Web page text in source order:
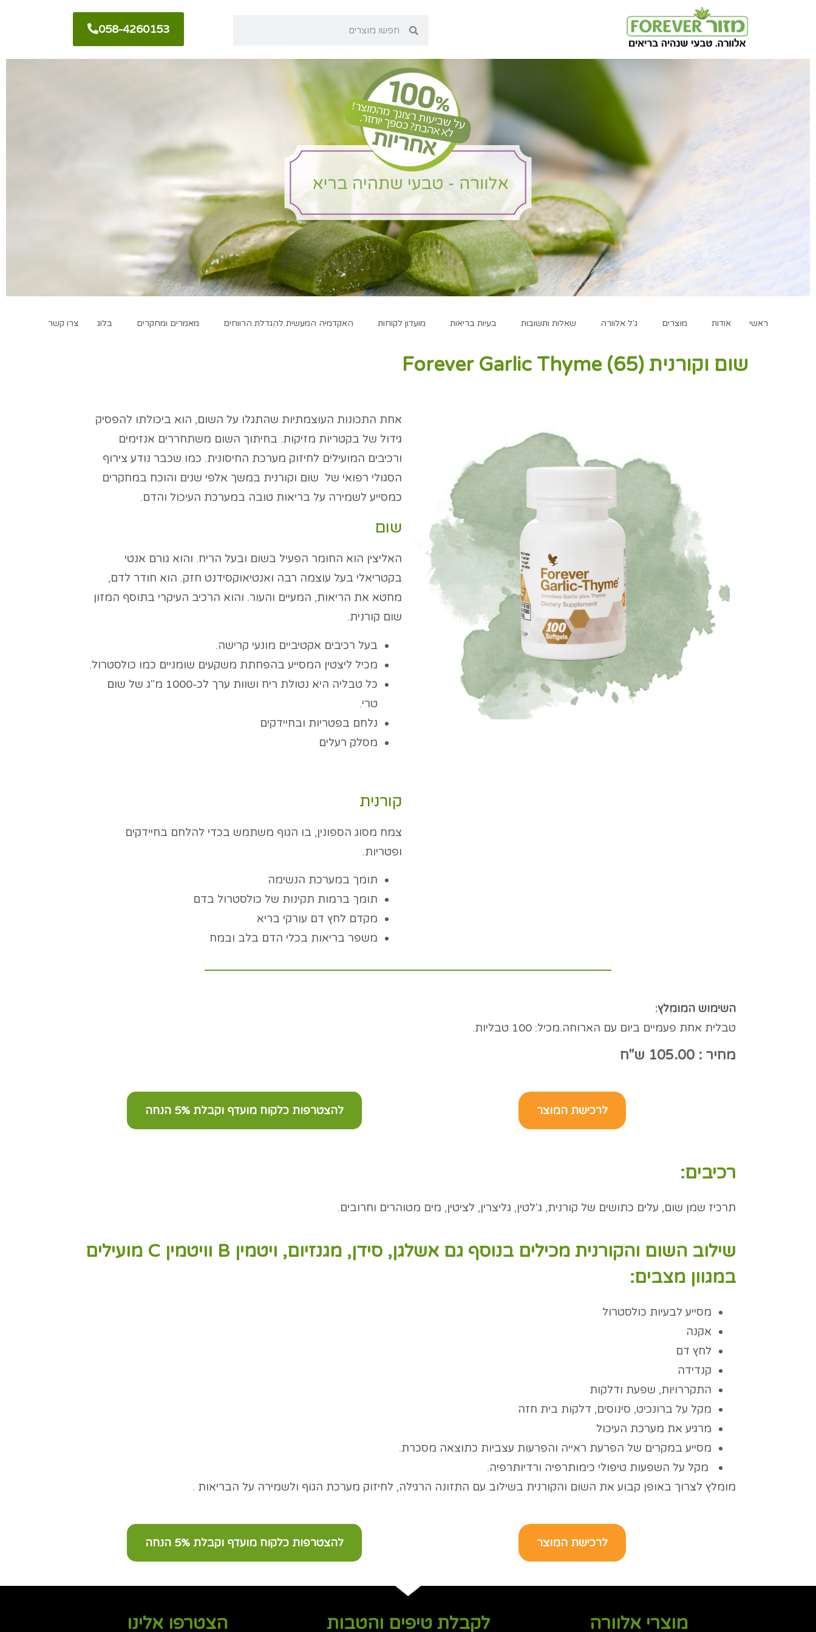
058-4260153
ראשי אודות מוצרים ג'ל אלוורה שאלות ותשובות בעיות בריאות מועדון לקוחות האקדמיה המעשית להגדלת הרווחים מאמרים ומחקרים בלוג צרו קשר
שום וקורנית (65) Forever Garlic Thyme
אחת התכונות העוצמתיות שהתגלו על השום, הוא ביכולתו להפסיק
גידול של בקטריות מזיקות. בחיתוך השום משתחררים אנזימים
ורכיבים המועילים לחיזוק מערכת החיסונית. כמו שכבר נודע צירוף
הסגולי רפואי של שום וקורנית במשך אלפי שנים והוכח במחקרים
כמסייע לשמירה על בריאות טובה במערכת העיכול והדם.
שום
האליצין הוא החומר הפעיל בשום ובעל הריח. והוא גורם אנטי
בקטריאלי בעל עוצמה רבה ואנטיאוקסידנט חזק. הוא חודר לדם,
מחטא את הריאות, המעיים והעור. והוא הרכיב העיקרי בתוסף המזון
שום קורנית.
בעל רכיבים אקטיביים מונעי קרישה.
מכיל ליצטין המסייע בהפחתת משקעים שומניים כמו כולסטרול.
כל טבליה היא נטולת ריח ושוות ערך לכ-1000 מ"ג של שום
טרי.
נלחם בפטריות ובחיידקים
מסלק רעלים
קורנית
צמח מסוג הספונין, בו הגוף משתמש בכדי להלחם בחיידקים
ופטריות.
תומך במערכת הנשימה
תומך ברמות תקינות של כולסטרול בדם
מקדם לחץ דם עורקי בריא
משפר בריאות בכלי הדם בלב ובמח
השימוש המומלץ:
טבלית אחת פעמיים ביום עם הארוחה.מכיל: 100 טבליות.
מחיר : 105.00 ש"ח
לרכישת המוצר להצטרפות כלקוח מועדף וקבלת 5% הנחה
רכיבים:
תרכיז שמן שום, עלים כתושים של קורנית, ג'לטין, גליצרין, לציטין, מים מטוהרים וחרובים.
שילוב השום והקורנית מכילים בנוסף גם אשלגן, סידן, מגנזיום, ויטמין B וויטמין C מועילים
במגוון מצבים:
מסייע לבעיות כולסטרול
אקנה
לחץ דם
קנדידה
התקררויות, שפעת ודלקות
מקל על ברונכיט, סינוסים, דלקות בית חזה
מרגיע את מערכת העיכול
מסייע במקרים של הפרעת ראייה והפרעות עצביות כתוצאה מסכרת.
מקל על השפעות טיפולי כימותרפיה ורדיותרפיה.
מומלץ לצרוך באופן קבוע את השום והקורנית בשילוב עם התזונה הרגילה, לחיזוק מערכת הגוף ולשמירה על הבריאות .
לרכישת המוצר להצטרפות כלקוח מועדף וקבלת 5% הנחה
מוצרי אלוורה לקבלת טיפים והטבות הצטרפו אלינו